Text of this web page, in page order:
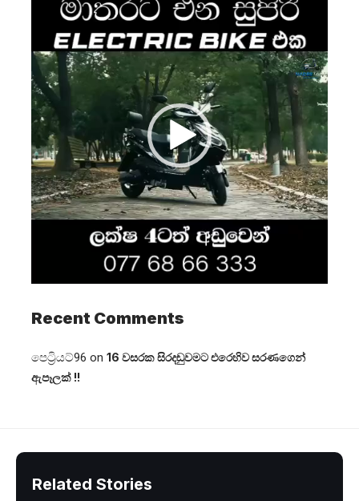
Player
Recent Comments
පෙට්‍රියට්96 on 16 වසරක සිරදඬුවමට එරෙහිව සරණගෙන්
ඇපෑලක් !!
Related Stories